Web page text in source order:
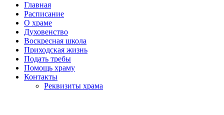
Главная
Расписание
О храме
Духовенство
Воскресная школа
Приходская жизнь
Подать требы
Помощь храму
Контакты
Реквизиты храма